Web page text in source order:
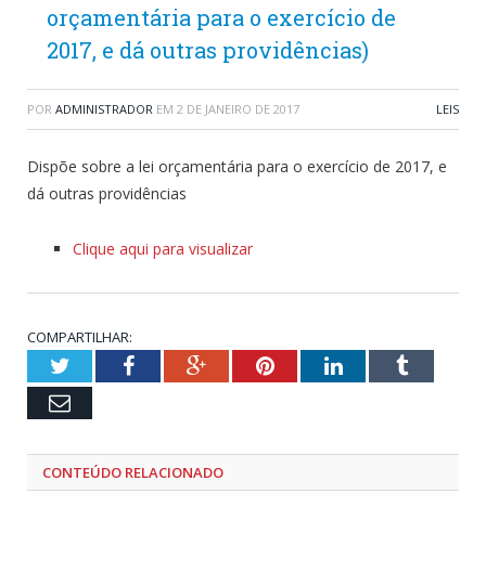
orçamentária para o exercício de
2017, e dá outras providências)
POR ADMINISTRADOR EM 2 DE JANEIRO DE 2017 LEIS
Dispõe sobre a lei orçamentária para o exercício de 2017, e
dá outras providências
Clique aqui para visualizar
COMPARTILHAR:
TwitterFacebookGoogle+PinterestLinkedInTumblr
Email
CONTEÚDO RELACIONADO